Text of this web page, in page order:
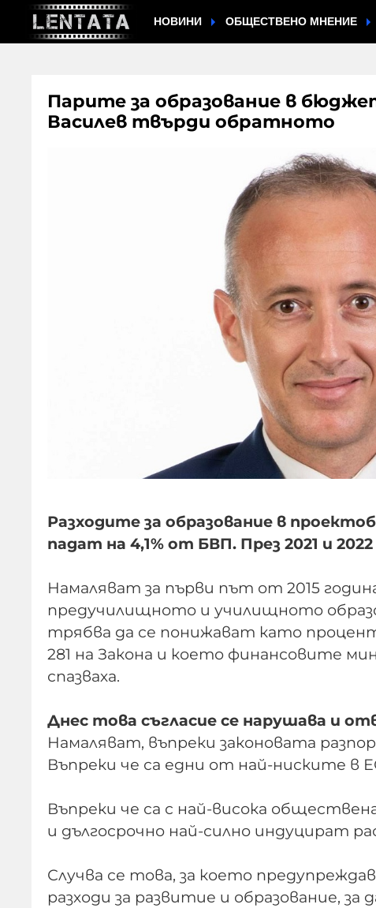
НОВИНИ ОБЩЕСТВЕНО МНЕНИЕ
Парите за образование в
Василев твърди обратното
Разходите за образование в
падат на 4,1% от БВП. През 2021 и
Намаляват за първи път от 2015
предучилищното и училищното
трябва да се понижават като
281 на Закона и което финансовите
спазваха.
Днес това съгласие се нарушава и
Намаляват, въпреки законовата
Въпреки че са едни от най-ниските
Въпреки че са с най-висока
и дългосрочно най-силно индуцират
Случва се това, за което
разходи за развитие и образование,